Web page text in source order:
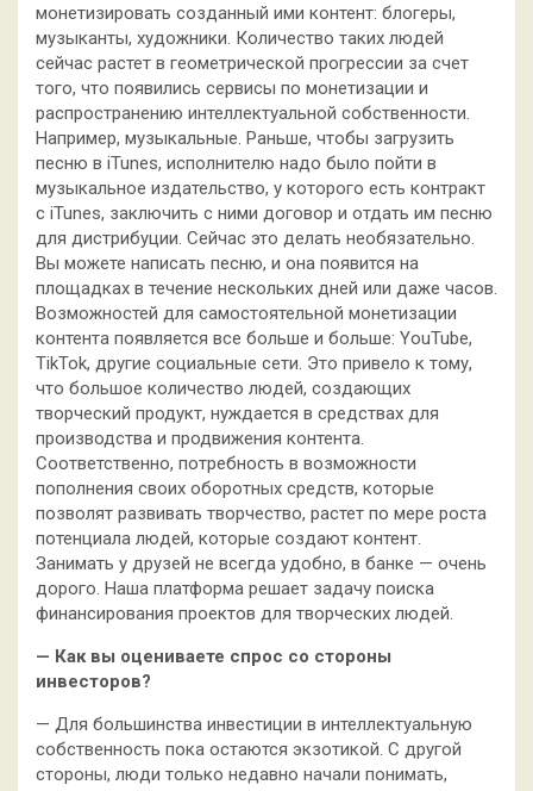
монетизировать созданный ими контент: блогеры,
музыканты, художники. Количество таких людей
сейчас растет в геометрической прогрессии за счет
того, что появились сервисы по монетизации и
распространению интеллектуальной собственности.
Например, музыкальные. Раньше, чтобы загрузить
песню в iTunes, исполнителю надо было пойти в
музыкальное издательство, у которого есть контракт
с iTunes, заключить с ними договор и отдать им песню
для дистрибуции. Сейчас это делать необязательно.
Вы можете написать песню, и она появится на
площадках в течение нескольких дней или даже часов.
Возможностей для самостоятельной монетизации
контента появляется все больше и больше: YouTube,
TikTok, другие социальные сети. Это привело к тому,
что большое количество людей, создающих
творческий продукт, нуждается в средствах для
производства и продвижения контента.
Соответственно, потребность в возможности
пополнения своих оборотных средств, которые
позволят развивать творчество, растет по мере роста
потенциала людей, которые создают контент.
Занимать у друзей не всегда удобно, в банке — очень
дорого. Наша платформа решает задачу поиска
финансирования проектов для творческих людей.
— Как вы оцениваете спрос со стороны
инвесторов?
— Для большинства инвестиции в интеллектуальную
собственность пока остаются экзотикой. С другой
стороны, люди только недавно начали понимать,